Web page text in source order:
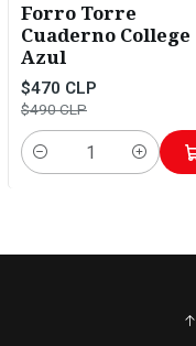
Forro Torre
Cuaderno College
Azul
$470 CLP
$490 CLP
Cantidad